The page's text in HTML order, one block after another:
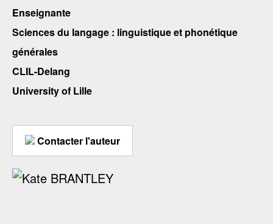
Enseignante
Sciences du langage : linguistique et phonétique
générales
CLIL-Delang
University of Lille
Contacter l'auteur